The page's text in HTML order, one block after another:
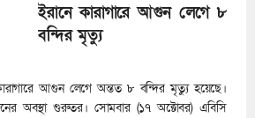
ইরানে কারাগারে আগুন লেগে ৮
বন্দির মৃত্যু
আগুন লেগে অন্তত ৮ বন্দির মৃত্যু হয়েছে।
অবস্থা গুরুতর। সোমবার (১৭ অক্টোবর) এবিসি